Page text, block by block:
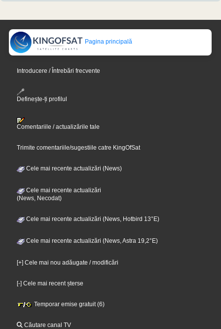
Pagina principală
Introducere / Întrebări frecvente
Definește-ți profilul
Comentariile / actualizările tale
Trimite comentariile/sugestiile catre KingOfSat
Cele mai recente actualizări (News)
Cele mai recente actualizări
(News, Necodat)
Cele mai recente actualizări (News, Hotbird 13°E)
Cele mai recente actualizări (News, Astra 19,2°E)
[+] Cele mai nou adăugate / modificări
[-] Cele mai recent șterse
Temporar emise gratuit (6)
Căutare canal TV